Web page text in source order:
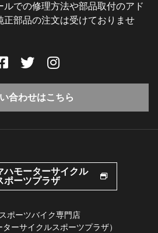
での修理方法や部品取付のアド
正部品の注文は受けておりませ
合わせはこちら
ハモーターサイクル
ポーツプラザ
ポーツバイク専門店
ーサイクルスポーツプラザ）